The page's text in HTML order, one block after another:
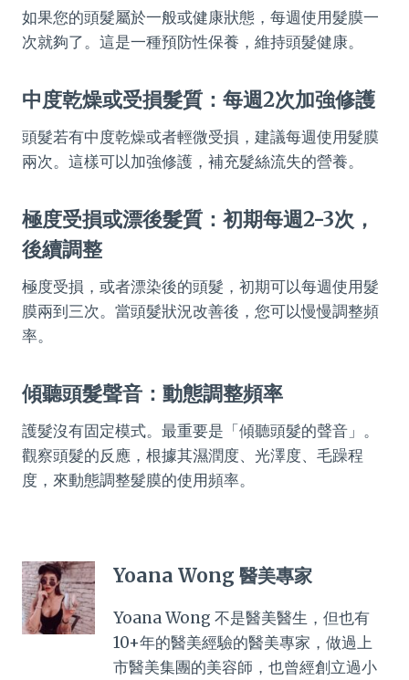
如果您的頭髮屬於一般或健康狀態，每週使用髮膜一
次就夠了。這是一種預防性保養，維持頭髮健康。
中度乾燥或受損髮質：每週2次加強修護
頭髮若有中度乾燥或者輕微受損，建議每週使用髮膜
兩次。這樣可以加強修護，補充髮絲流失的營養。
極度受損或漂後髮質：初期每週2-3次，
後續調整
極度受損，或者漂染後的頭髮，初期可以每週使用髮
膜兩到三次。當頭髮狀況改善後，您可以慢慢調整頻
率。
傾聽頭髮聲音：動態調整頻率
護髮沒有固定模式。最重要是「傾聽頭髮的聲音」。
觀察頭髮的反應，根據其濕潤度、光澤度、毛躁程
度，來動態調整髮膜的使用頻率。
Yoana Wong 醫美專家
Yoana Wong 不是醫美醫生，但也有
10+年的醫美經驗的醫美專家，做過上
市醫美集團的美容師，也曾經創立過小